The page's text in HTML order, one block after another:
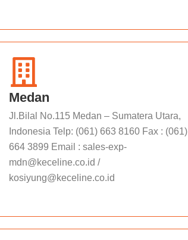
Medan
Jl.Bilal No.115 Medan – Sumatera Utara,
Indonesia Telp: (061) 663 8160 Fax : (061)
664 3899 Email : sales-exp-
mdn@keceline.co.id /
kosiyung@keceline.co.id